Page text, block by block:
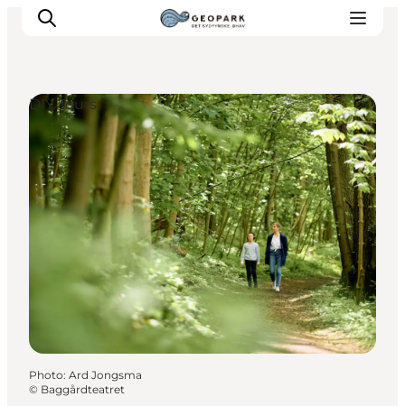
Explore the geopark
Geology
Videos
DIY Tours
Photo: Ard Jongsma
© Baggårdteatret